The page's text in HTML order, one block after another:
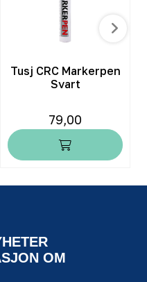
Tusj CRC Markerpen
Svart
79,00
OM